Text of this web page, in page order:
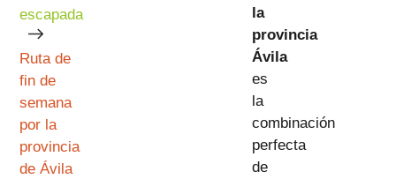
escapada
Ruta de
fin de
semana
por la
provincia
de Ávila
la
provincia
Ávila
es
la
combinación
perfecta
de